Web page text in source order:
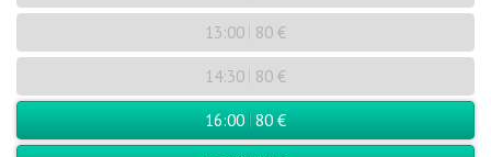
13:00 80 €
14:30 80 €
16:00 80 €